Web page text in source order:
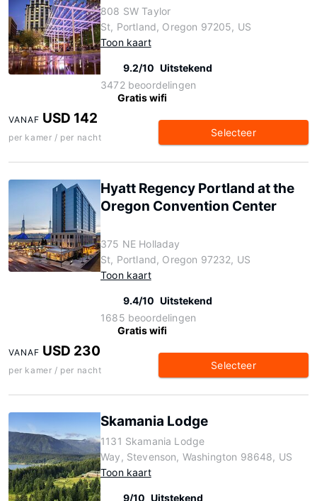
808 SW Taylor
St, Portland, Oregon 97205, US
Toon kaart
9.2/10 Uitstekend
3472 beoordelingen
Gratis wifi
VANAF USD 142
per kamer / per nacht Selecteer
Hyatt Regency Portland at the
Oregon Convention Center
375 NE Holladay
St, Portland, Oregon 97232, US
Toon kaart
9.4/10 Uitstekend
1685 beoordelingen
Gratis wifi
VANAF USD 230
per kamer / per nacht Selecteer
Skamania Lodge
1131 Skamania Lodge
Way, Stevenson, Washington 98648, US
Toon kaart
9/10 Uitstekend